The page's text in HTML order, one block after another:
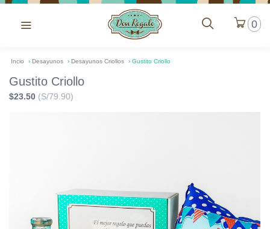
0
Incio › Desayunos › Desayunos Criollos › Gustito Criollo
Gustito Criollo
$23.50 (S/79.90)